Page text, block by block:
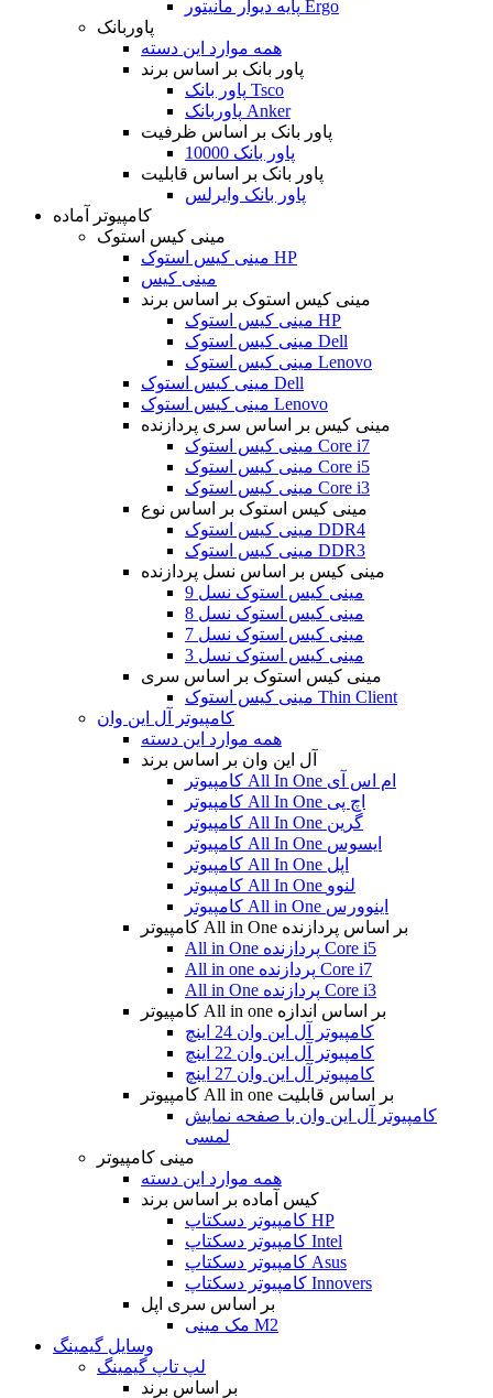
پایه دیوار مانیتور Ergo
پاوربانک
همه موارد این دسته
پاور بانک بر اساس برند
پاور بانک Tsco
پاوربانک Anker
پاور بانک بر اساس ظرفیت
پاور بانک 10000
پاور بانک بر اساس قابلیت
پاور بانک وایرلس
کامپیوتر آماده
مینی کیس استوک
مینی کیس استوک HP
مینی کیس
مینی کیس استوک بر اساس برند
مینی کیس استوک HP
مینی کیس استوک Dell
مینی کیس استوک Lenovo
مینی کیس استوک Dell
مینی کیس استوک Lenovo
مینی کیس بر اساس سری پردازنده
مینی کیس استوک Core i7
مینی کیس استوک Core i5
مینی کیس استوک Core i3
مینی کیس استوک بر اساس نوع
مینی کیس استوک DDR4
مینی کیس استوک DDR3
مینی کیس بر اساس نسل پردازنده
مینی کیس استوک نسل 9
مینی کیس استوک نسل 8
مینی کیس استوک نسل 7
مینی کیس استوک نسل 3
مینی کیس استوک بر اساس سری
مینی کیس استوک Thin Client
کامپیوتر آل این وان
همه موارد این دسته
آل این وان بر اساس برند
کامپیوتر All In One ام اس آی
کامپیوتر All In One اچ پی
کامپیوتر All In One گرین
کامپیوتر All In One ایسوس
کامپیوتر All In One اپل
کامپیوتر All In One لنوو
کامپیوتر All in One اینوورس
کامپیوتر All in One بر اساس پردازنده
All in One پردازنده Core i5
All in one پردازنده Core i7
All in One پردازنده Core i3
کامپیوتر All in one بر اساس اندازه
کامپیوتر آل این وان 24 اینچ
کامپیوتر آل این وان 22 اینچ
کامپیوتر آل این وان 27 اینچ
کامپیوتر All in one بر اساس قابلیت
کامپیوتر آل این وان با صفحه نمایش
لمسی
مینی کامپیوتر
همه موارد این دسته
کیس آماده بر اساس برند
کامپیوتر دسکتاپ HP
کامپیوتر دسکتاپ Intel
کامپیوتر دسکتاپ Asus
کامپیوتر دسکتاپ Innovers
بر اساس سری اپل
مک مینی M2
وسایل گیمینگ
لپ تاپ گیمینگ
بر اساس برند